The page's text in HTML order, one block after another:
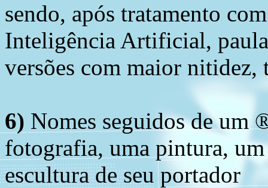
sendo, após tratamento
Inteligência Artificial,
versões com maior nitidez,
6) Nomes seguidos de um
fotografia, uma pintura,
escultura de seu portador